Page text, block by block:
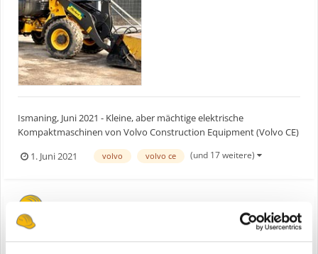
Ismaning, Juni 2021 - Kleine, aber mächtige elektrische
Kompaktmaschinen von Volvo Construction Equipment (Volvo CE)
werden zum ersten Mal von Schweizer Kunden in einer der
nachhaltigsten Städte der Welt auf Herz und Nieren geprüft - und
1. Juni 2021 volvo volvo ce (und 17 weitere)
Volvo CE: Kleine Kompaktmaschinen